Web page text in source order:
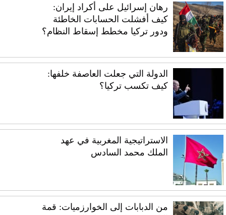
رهان إسرائيل على أكراد إيران:
كيف أفشلت الحسابات الخاطئة
ودور تركيا مخطط إسقاط النظام؟
الدولة التي جعلت العاصفة خلفها:
كيف تكسب تركيا؟
الاستراتيجية المغربية في عهد
الملك محمد السادس
من الدبابات إلى الخوارزميات: قمة